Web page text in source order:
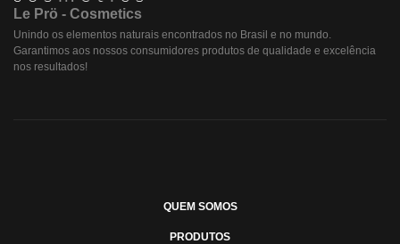
Le Prö - Cosmetics
Unindo os elementos naturais encontrados no Brasil e no mundo.
Garantimos aos nossos consumidores produtos de qualidade e excelência
nos resultados!
QUEM SOMOS
PRODUTOS